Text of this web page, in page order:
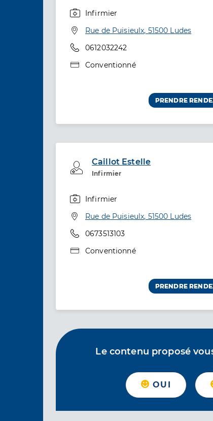
Infirmier
Adresse
Rue de Puisieulx, 51500 Ludes
Téléphone
0612032242
Type de convention
Conventionné
PRENDRE
Caillot Estelle
Infirmier
Professionel de santé
Infirmier
Adresse
Rue de Puisieulx, 51500 Ludes
Téléphone
0673513103
Type de convention
Conventionné
PRENDRE
Le contenu proposé
OUI